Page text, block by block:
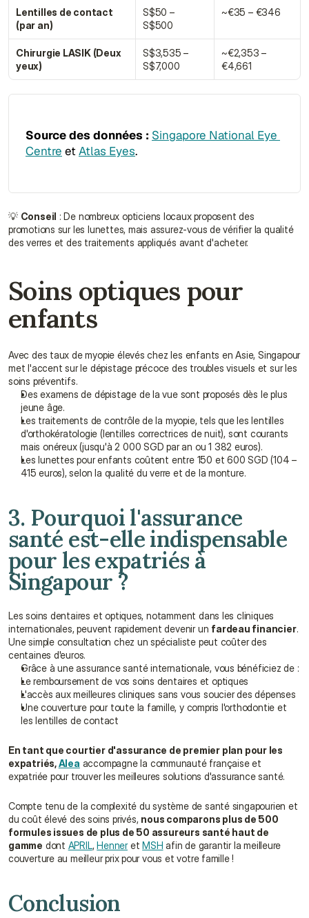
Lentilles de contact
(par an)
S$50 –
S$500
~€35 – €346
Chirurgie LASIK (Deux
yeux)
S$3,535 –
S$7,000
~€2,353 –
€4,661
Source des données : Singapore National Eye
Centre et Atlas Eyes.
💡 Conseil : De nombreux opticiens locaux proposent des
promotions sur les lunettes, mais assurez-vous de vérifier la qualité
des verres et des traitements appliqués avant d'acheter.
Soins optiques pour
enfants
Avec des taux de myopie élevés chez les enfants en Asie, Singapour
met l'accent sur le dépistage précoce des troubles visuels et sur les
soins préventifs.
Des examens de dépistage de la vue sont proposés dès le plus
jeune âge.
Les traitements de contrôle de la myopie, tels que les lentilles
d'orthokératologie (lentilles correctrices de nuit), sont courants
mais onéreux (jusqu'à 2 000 SGD par an ou 1 382 euros).
Les lunettes pour enfants coûtent entre 150 et 600 SGD (104 –
415 euros), selon la qualité du verre et de la monture.
3. Pourquoi l'assurance
santé est-elle indispensable
pour les expatriés à
Singapour ?
Les soins dentaires et optiques, notamment dans les cliniques
internationales, peuvent rapidement devenir un fardeau financier.
Une simple consultation chez un spécialiste peut coûter des
centaines d'euros.
Grâce à une assurance santé internationale, vous bénéficiez de :
Le remboursement de vos soins dentaires et optiques
L'accès aux meilleures cliniques sans vous soucier des dépenses
Une couverture pour toute la famille, y compris l'orthodontie et
les lentilles de contact
En tant que courtier d'assurance de premier plan pour les
expatriés, Alea accompagne la communauté française et
expatriée pour trouver les meilleures solutions d'assurance santé.
Compte tenu de la complexité du système de santé singapourien et
du coût élevé des soins privés, nous comparons plus de 500
formules issues de plus de 50 assureurs santé haut de
gamme dont APRIL, Henner et MSH afin de garantir la meilleure
couverture au meilleur prix pour vous et votre famille !
Conclusion